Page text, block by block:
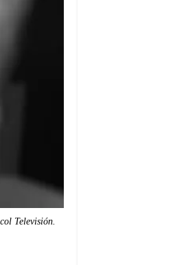
Televisión.